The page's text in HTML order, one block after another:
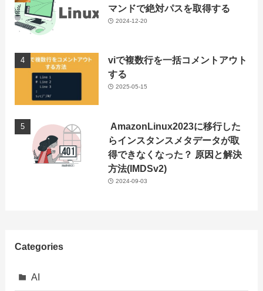
マンドで絶対パスを取得する
2024-12-20
viで複数行を一括コメントアウト
する
2025-05-15
AmazonLinux2023に移行した
らインスタンスメタデータが取
得できなくなった？ 原因と解決
方法(IMDSv2)
2024-09-03
Categories
AI